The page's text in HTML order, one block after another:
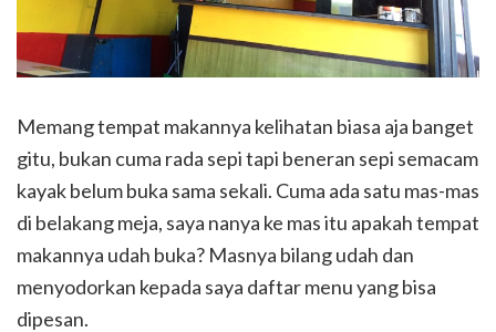
Memang tempat makannya kelihatan biasa aja banget
gitu, bukan cuma rada sepi tapi beneran sepi semacam
kayak belum buka sama sekali. Cuma ada satu mas-mas
di belakang meja, saya nanya ke mas itu apakah tempat
makannya udah buka? Masnya bilang udah dan
menyodorkan kepada saya daftar menu yang bisa
dipesan.